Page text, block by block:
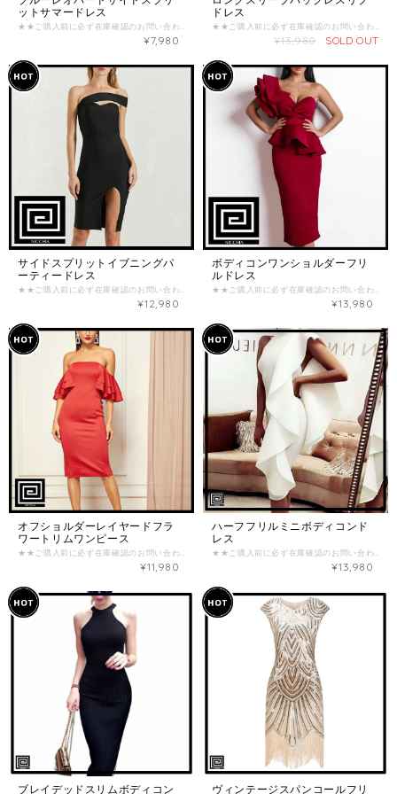
ットサマードレス
★★ご購入前に必ず在庫確認のお問い合わせをお願い致します★★ （在庫がない場合がございます。） ご確認なく、ご購入された場合のご返金お振込み手数料とシステム手数料はお客様負担となってしまいますので、ご注意くださいませ。 【商品詳細】 主な素材：ポリエステル デザイン：スリット 【カラー】 ブルー＆ホワイト 【サイズ】 -S- (B：約78-88cm / W：約62-66cm / H：フリー / L（丈）：約86cm) -M- (B：約82-92cm / W：約66-71cm / H：フリー / L（丈）：約87cm) -L- (B：約86-96cm / W：約71-76cm / H：フリー / L（丈）：約88cm) ※海外製品のため、サイズに多少の誤差があることがございますが、予めご了承ください。 ================《重要》================ 商品ページに記載の内容、特定商取引法に基づく表記について必ずご確認の上、お問い合わせ、ご注文をお願い致します。 ・海外商品は在庫の動きが激しく、日々変動します。ご購入前に必ず在庫確認のお問い合わせをお願いいたします。 ・商品価格は全て関税込みの金額となっております。 ・海外商品取り扱いのため、ご注文を頂いてからお取り寄せいたしますが、交通事情や税関手続きなどの遅延により、お届けまで最大3〜4週間いただく可能性がございます。 ・海外製品は検品基準が日本と異なるため、日本製品に比べて縫製が荒い場合があり、モチーフやボタンの縫い付けが不十分な場合がございますが、不良品ではありませんので、予めご了承下さいませ。 ・撮影環境・PC環境などにより、実物商品の色味やデザインが写真のイメージと異なる場合がございます。予めご了承くださいませ。 ・ご注文後のサイズ変更・キャンセル(返品)はお受けすることが出来ません。よくご検討頂いてからご購入下さい。 ・決済後のお取り寄せとなりますので、入れ違いで在庫切れの際はキャンセル返金とさせて頂きます。 お取り寄せ商品において以下の場合はお客様の都合としてお取引をキャンセルさせて頂きます。 ・在庫のお問い合わせを頂かずご購入された商品が完売していた場合 ・在庫のお問い合わせを頂いて日にちが経過してからご購入頂き商品が既に完売した場合
¥7,980
ドレス
★★ご購入前に必ず在庫確認のお問い合わせをお願い致します★★ （在庫がない場合がございます。） ご確認なく、ご購入された場合のご返金お振込み手数料とシステム手数料はお客様負担となってしまいますので、ご注意くださいませ。 【商品詳細】 主な素材：ポリエステル デザイン：バックレス、リブニット 【カラー】 ブラック/ベージュ/グレー 【サイズ】 -S- (B：約72-84cm / W：約58-64cm / H：約86-92cm / L（丈）：約118cm) -M- (B：約76-88cm / W：約62-68cm / H：約90-96cm / L（丈）：約119cm) -L- (B：約80-92cm / W：約66-72cm / H：約94-100cm / L（丈）：約120cm) ※海外製品のため、サイズに多少の誤差があることがございますが、予めご了承ください ================《重要》================ 商品ページに記載の内容、特定商取引法に基づく表記について必ずご確認の上、お問い合わせ、ご注文をお願い致します。 ・海外商品は在庫の動きが激しく、日々変動します。ご購入前に必ず在庫確認のお問い合わせをお願いいたします。 ・商品価格は全て関税込みの金額となっております。 ・海外商品取り扱いのため、ご注文を頂いてからお取り寄せいたしますが、交通事情や税関手続きなどの遅延により、お届けまで最大3〜4週間いただく可能性がございます。 ・海外製品は検品基準が日本と異なるため、日本製品に比べて縫製が荒い場合があり、モチーフやボタンの縫い付けが不十分な場合がございますが、不良品ではありませんので、予めご了承下さいませ。 ・撮影環境・PC環境などにより、実物商品の色味やデザインが写真のイメージと異なる場合がございます。予めご了承くださいませ。 ・ご注文後のサイズ変更・キャンセル(返品)はお受けすることが出来ません。よくご検討頂いてからご購入下さい。 ・決済後のお取り寄せとなりますので、入れ違いで在庫切れの際はキャンセル返金とさせて頂きます。 お取り寄せ商品において以下の場合はお客様の都合としてお取引をキャンセルさせて頂きます。 ・在庫のお問い合わせを頂かずご購入された商品が完売していた場合 ・在庫のお問い合わせを頂いて日にちが経過してからご購入頂き商品が既に完売した場合
¥13,980 SOLD OUT
サイドスプリットイブニングパ
ーティードレス
★★ご購入前に必ず在庫確認のお問い合わせをお願い致します★★ （在庫がない場合がございます。） ご確認なく、ご購入された場合のご返金お振込み手数料とシステム手数料はお客様負担となってしまいますので、ご注意くださいませ。 【商品詳細】 主な素材：ポリエステル デザイン：ワンショルダー 【カラー】 ブラック/レッド/ホワイト 【サイズ】 -XS- (B：約76-80cm / W：約60-64cm / H：約78-82cm) -S- (B：約81-85cm / W：約65-69cm / H：約83-87cm) -M- (B：約86-90cm / W：約70-74cm / H：約96-100cm) -L- (B：約91-96cm / W：約75-79cm / H：約101-105cm) ※海外製品のため、サイズに多少の誤差があることがございますが、予めご了承ください ================《重要》================ 商品ページに記載の内容、特定商取引法に基づく表記について必ずご確認の上、お問い合わせ、ご注文をお願い致します。 ・海外商品は在庫の動きが激しく、日々変動します。ご購入前に必ず在庫確認のお問い合わせをお願いいたします。 ・商品価格は全て関税込みの金額となっております。 ・海外商品取り扱いのため、ご注文を頂いてからお取り寄せいたしますが、交通事情や税関手続きなどの遅延により、お届けまで最大3〜4週間いただく可能性がございます。 ・海外製品は検品基準が日本と異なるため、日本製品に比べて縫製が荒い場合があり、モチーフやボタンの縫い付けが不十分な場合がございますが、不良品ではありませんので、予めご了承下さいませ。 ・撮影環境・PC環境などにより、実物商品の色味やデザインが写真のイメージと異なる場合がございます。予めご了承くださいませ。 ・ご注文後のサイズ変更・キャンセル(返品)はお受けすることが出来ません。よくご検討頂いてからご購入下さい。 ・決済後のお取り寄せとなりますので、入れ違いで在庫切れの際はキャンセル返金とさせて頂きます。 お取り寄せ商品において以下の場合はお客様の都合としてお取引をキャンセルさせて頂きます。 ・在庫のお問い合わせを頂かずご購入された商品が完売していた場合 ・在庫のお問い合わせを頂いて日にちが経過してからご購入頂き商品が既に完売した場合
¥12,980
ボディコンワンショルダーフリ
ルドレス
★★ご購入前に必ず在庫確認のお問い合わせをお願い致します★★ （在庫がない場合がございます。） ご確認なく、ご購入された場合のご返金お振込み手数料とシステム手数料はお客様負担となってしまいますので、ご注意くださいませ。 【商品詳細】 主な素材：ポリエステル デザイン：ワンショルダーフリル 【カラー】 ブラック/ライトレッド/ホワイト/ボルドー 【サイズ】 写真モデル：身長172cm（B：86cm / W：64cm / H：92cm）のモデルがSサイズ着用。 ※少し伸びる生地 -XS- (B：約80-82cm / W：約62cm / H：約80-82cm / L（丈）：約119cm) -S- (B：約84-86cm / W：約66cm / H：約84-86cm / L（丈）：約119cm) -M- (B：約88-90cm / W：約70cm / H：約88-90cm / L（丈）：約120cm) -L- (B：約92-94cm / W：約74cm / H：約92-94cm / L（丈）：約120cm) ※海外製品のため、サイズに多少の誤差があることがございますが、予めご了承ください ================《重要》================ 商品ページに記載の内容、特定商取引法に基づく表記について必ずご確認の上、お問い合わせ、ご注文をお願い致します。 ・海外商品は在庫の動きが激しく、日々変動します。ご購入前に必ず在庫確認のお問い合わせをお願いいたします。 ・商品価格は全て関税込みの金額となっております。 ・海外商品取り扱いのため、ご注文を頂いてからお取り寄せいたしますが、交通事情や税関手続きなどの遅延により、お届けまで最大3〜4週間いただく可能性がございます。 ・海外製品は検品基準が日本と異なるため、日本製品に比べて縫製が荒い場合があり、モチーフやボタンの縫い付けが不十分な場合がございますが、不良品ではありませんので、予めご了承下さいませ。 ・撮影環境・PC環境などにより、実物商品の色味やデザインが写真のイメージと異なる場合がございます。予めご了承くださいませ。 ・ご注文後のサイズ変更・キャンセル(返品)はお受けすることが出来ません。よくご検討頂いてからご購入下さい。 ・決済後のお取り寄せとなりますので、入れ違いで在庫切れの際はキャンセル返金とさせて頂きます。 お取り寄せ商品において以下の場合はお客様の都合としてお取引をキャンセルさせて頂きます。 ・在庫のお問い合わせを頂かずご購入された商品が完売していた場合 ・在庫のお問い合わせを頂いて日にちが経過してからご購入頂き商品が既に完売した場合
¥13,980
オフショルダーレイヤードフラ
ワートリムワンピース
★★ご購入前に必ず在庫確認のお問い合わせをお願い致します★★ （在庫がない場合がございます。） ご確認なく、ご購入された場合のご返金お振込み手数料とシステム手数料はお客様負担となってしまいますので、ご注意くださいませ。 【商品詳細】 主な素材：ポリエステル、スパンデックス デザイン：オフショルダー、フリル 【カラー】 レッド 【サイズ】 写真モデル：身長172cm（B：90cm / W：62cm / H：91cm）のモデルがSサイズ着用。 ※少し伸びる生地 -XS- (B：約76cm / W：約61cm / H：約83cm / 袖丈：約17.5cm / L（丈）：約84cm) -S- (B：約80cm / W：約65cm / H：約87cm / 袖丈：約18.5cm / L（丈）：約85cm) -M- (B：約84cm / W：約69cm / H：約91cm / 袖丈：約19.5cm / L（丈）：約86cm) -L- (B：約88cm / W：約73cm / H：約95cm / 袖丈：約20.5cm / L（丈）：約87cm) ※海外製品のため、サイズに多少の誤差があることがございますが、予めご了承ください ================《重要》================ 商品ページに記載の内容、特定商取引法に基づく表記について必ずご確認の上、お問い合わせ&ご注文をお願い致します。 ・海外商品は在庫の動きが激しく、日々変動します。ご購入前に必ず在庫確認のお問い合わせをお願いいたします。 ・商品価格は全て関税込みの金額となっております。 ・海外商品取り扱いのため、ご注文を頂いてからお取り寄せいたしますが、交通事情や税関手続きなどの遅延により、お届けまで最大3〜4週間いただく可能性がございます。 ・海外製品は検品基準が日本と異なるため、日本製品に比べて縫製が荒い場合があり、モチーフやボタンの縫い付けが不十分な場合がございますが、不良品ではありませんので、予めご了承下さいませ。 ・撮影環境・PC環境などにより、実物商品の色味やデザインが写真のイメージと異なる場合がございます。予めご了承くださいませ。 ・ご注文後のサイズ変更・キャンセル(返品)はお受けすることが出来ません。よくご検討頂いてからご購入下さい。 ・決済後のお取り寄せとなりますので、入れ違いで在庫切れの際はキャンセル返金とさせて頂きます。 お取り寄せ商品において以下の場合はお客様の都合としてお取引をキャンセルさせて頂きます。 ・在庫のお問い合わせを頂かずご購入された商品が完売していた場合 ・在庫のお問い合わせを頂いて日にちが経過してからご購入頂き商品が既に完売した場合
¥11,980
ハーフフリルミニボディコンド
レス
★★ご購入前に必ず在庫確認のお問い合わせをお願い致します★★ （在庫がない場合がございます。） ご確認なく、ご購入された場合のご返金お振込み手数料はお客様負担となってしまいますので、ご注意くださいませ。 【商品詳細】 主な素材：ポリエステル、スパンデックス デザイン：フリル 【カラー】 ホワイト/ブラック 【サイズ】 ※伸びる生地です -XS- (B：約76〜80cm / W：約60〜64cm / H：約86〜90cm) -S- (B：約81〜85cm / W：約65〜69cm / H：約91〜95cm) -M- (B：約86〜90cm / W：約70〜74cm / H：約96〜100cm) -L- (B：約91〜96cm / W：約75〜79cm / H：約101〜105cm) ※海外製品のため、サイズに多少の誤差があることがございますが、予めご了承ください ==================《重要》================== 商品ページに記載の内容、特定商取引法に基づく表記について必ずご確認の上、お問い合わせ&ご注文をお願い致します。 ・海外商品は在庫の動きが激しく、日々変動します。ご購入前に必ず在庫確認のお問い合わせをお願いいたします。 ・商品価格は全て関税込みの金額となっております。 ・海外商品取り扱いのため、ご注文を頂いてからお取り寄せいたしますが、交通事情や税関手続きなどの遅延により、お届けまで最大3〜4週間いただく可能性がございます。 ・海外製品は検品基準が日本と異なるため、日本製品に比べて縫製が荒い場合があり、モチーフやボタンの縫い付けが不十分な場合がございますが、不良品ではありませんので、予めご了承下さいませ。 ・撮影環境・PC環境などにより、実物商品の色味やデザインが写真のイメージと異なる場合がございます。予めご了承くださいませ。 ・ご注文後のサイズ変更・キャンセル(返品)はお受けすることが出来ません。よくご検討頂いてからご購入下さい。 ・決済後のお取り寄せとなりますので、入れ違いで在庫切れの際はキャンセル返金とさせて頂きます。 お取り寄せ商品において以下の場合はお客様の都合としてお取引をキャンセルさせて頂きます。 ・在庫のお問い合わせを頂かずご購入された商品が完売していた場合 ・在庫のお問い合わせを頂いて日にちが経過してからご購入頂き商品が既に完売した場合
¥13,980
ブレイデッドスリムボディコン
ヴィンテージスパンコールフリ